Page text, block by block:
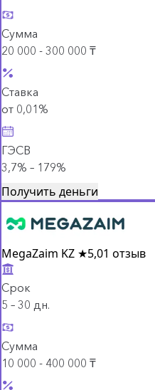
Сумма
20 000 - 300 000 ₸
Ставка
от 0,01%
ГЭСВ
3,7% – 179%
Получить деньги
MegaZaim KZ ★5,01 отзыв
Срок
5 – 30 дн.
Сумма
10 000 - 400 000 ₸